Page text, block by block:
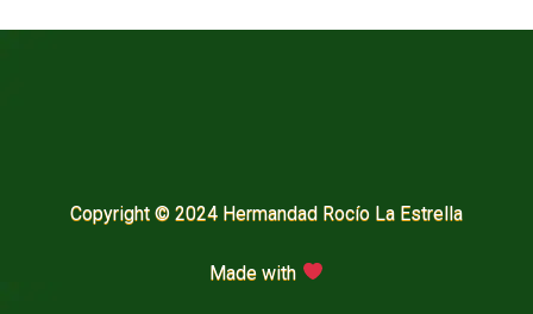
Copyright © 2024 Hermandad Rocío La Estrella
Made with